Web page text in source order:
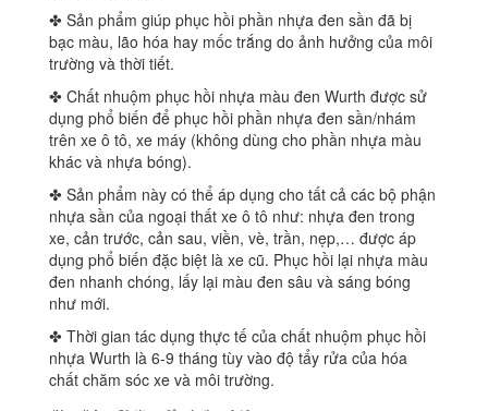
✤ Sản phẩm giúp phục hồi phần nhựa đen sần đã bị
bạc màu, lão hóa hay mốc trắng do ảnh hưởng của môi
trường và thời tiết.
✤ Chất nhuộm phục hồi nhựa màu đen Wurth được sử
dụng phổ biến để phục hồi phần nhựa đen sần/nhám
trên xe ô tô, xe máy (không dùng cho phần nhựa màu
khác và nhựa bóng).
✤ Sản phẩm này có thể áp dụng cho tất cả các bộ phận
nhựa sần của ngoại thất xe ô tô như: nhựa đen trong
xe, cản trước, cản sau, viền, vè, trần, nẹp,… được áp
dụng phổ biến đặc biệt là xe cũ. Phục hồi lại nhựa màu
đen nhanh chóng, lấy lại màu đen sâu và sáng bóng
như mới.
✤ Thời gian tác dụng thực tế của chất nhuộm phục hồi
nhựa Wurth là 6-9 tháng tùy vào độ tẩy rửa của hóa
chất chăm sóc xe và môi trường.